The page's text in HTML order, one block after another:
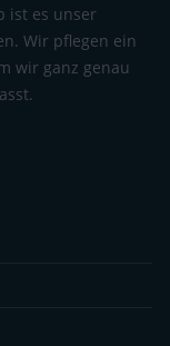
ist es unser
Wir pflegen ein
wir ganz genau